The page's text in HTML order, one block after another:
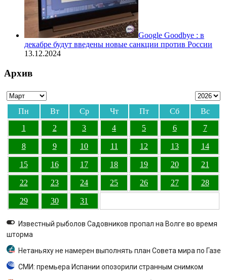
Google Goodbye : в
декабре будут введены новые санкции против России
13.12.2024
Архив
Пн Вт Ср Чт Пт Сб
Вс
1
2 3 4 5 6 7
8 9 10 11 12 13 14
15 16 17 18 19 20 21
22 23 24 25 26 27 28
29 30 31
Известный рыболов Садовников пропал на Волге во время
шторма
Нетаньяху не намерен выполнять план Совета мира по Газе
СМИ: премьера Испании опозорили странным снимком